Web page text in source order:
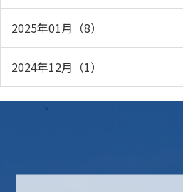
2025年01月（8）
2024年12月（1）